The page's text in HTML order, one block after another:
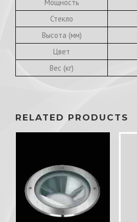
Мощность
Стекло
Высота (мм)
Цвет
Вес (кг)
RELATED PRODUCTS